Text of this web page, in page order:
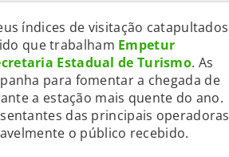
índices de visitação catapultados
que trabalham Empetur
Estadual de Turismo. As
para fomentar a chegada de
a estação mais quente do ano.
das principais operadoras
o público recebido.